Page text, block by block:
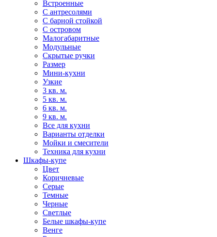
Встроенные
С антресолями
С барной стойкой
С островом
Малогабаритные
Модульные
Скрытые ручки
Размер
Мини-кухни
Узкие
3 кв. м.
5 кв. м.
6 кв. м.
9 кв. м.
Все для кухни
Варианты отделки
Мойки и смесители
Техника для кухни
Шкафы-купе
Цвет
Коричневые
Серые
Темные
Черные
Светлые
Белые шкафы-купе
Венге